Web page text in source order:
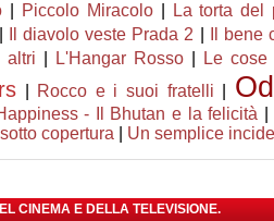
| Piccolo Miracolo| La torta del
Il diavolo veste Prada 2 Il bene
altri L'Hangar Rosso Le
Rocco e i suoi fratelli
- Il Bhutan e la felicità
copertura Un semplice
CINEMA E DELLA TELEVISIONE.